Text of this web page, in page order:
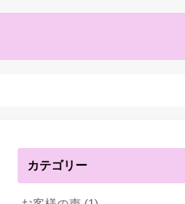
カテゴリー